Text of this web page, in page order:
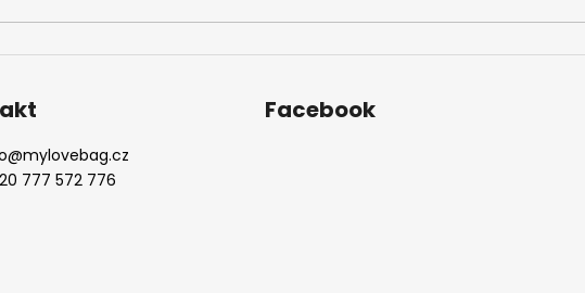
@mylovebag.cz
777 572 776
Facebook